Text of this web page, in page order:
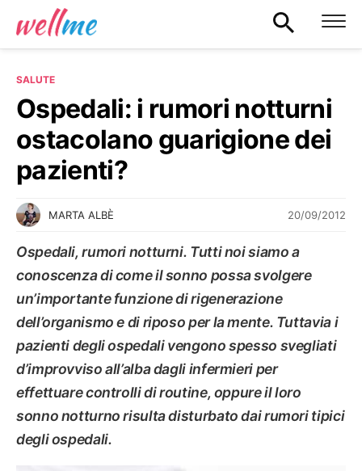
SALUTE
Ospedali: i rumori notturni
ostacolano guarigione dei
pazienti?
MARTA ALBÈ 20/09/2012
Ospedali, rumori notturni. Tutti noi siamo a
conoscenza di come il sonno possa svolgere
un’importante funzione di rigenerazione
dell’organismo e di riposo per la mente. Tuttavia i
pazienti degli ospedali vengono spesso svegliati
d’improvviso all’alba dagli infermieri per
effettuare controlli di routine, oppure il loro
sonno notturno risulta disturbato dai rumori tipici
degli ospedali.